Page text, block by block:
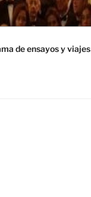
de ensayos y viajes